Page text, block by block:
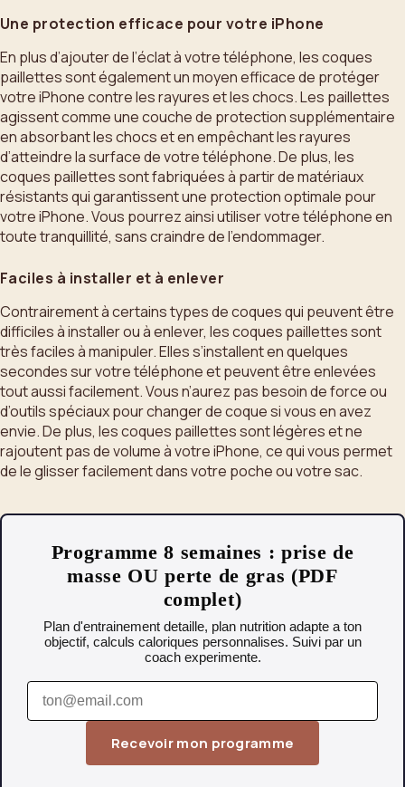
Une protection efficace pour votre iPhone
En plus d’ajouter de l’éclat à votre téléphone, les coques
paillettes sont également un moyen efficace de protéger
votre iPhone contre les rayures et les chocs. Les paillettes
agissent comme une couche de protection supplémentaire
en absorbant les chocs et en empêchant les rayures
d’atteindre la surface de votre téléphone. De plus, les
coques paillettes sont fabriquées à partir de matériaux
résistants qui garantissent une protection optimale pour
votre iPhone. Vous pourrez ainsi utiliser votre téléphone en
toute tranquillité, sans craindre de l’endommager.
Faciles à installer et à enlever
Contrairement à certains types de coques qui peuvent être
difficiles à installer ou à enlever, les coques paillettes sont
très faciles à manipuler. Elles s’installent en quelques
secondes sur votre téléphone et peuvent être enlevées
tout aussi facilement. Vous n’aurez pas besoin de force ou
d’outils spéciaux pour changer de coque si vous en avez
envie. De plus, les coques paillettes sont légères et ne
rajoutent pas de volume à votre iPhone, ce qui vous permet
de le glisser facilement dans votre poche ou votre sac.
Programme 8 semaines : prise de
masse OU perte de gras (PDF
complet)
Plan d'entrainement detaille, plan nutrition adapte a ton
objectif, calculs caloriques personnalises. Suivi par un
coach experimente.
Recevoir mon programme